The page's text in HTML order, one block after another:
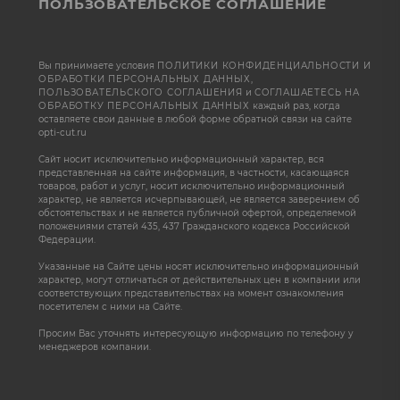
ПОЛЬЗОВАТЕЛЬСКОЕ СОГЛАШЕНИЕ
Вы принимаете условия ПОЛИТИКИ КОНФИДЕНЦИАЛЬНОСТИ И
ОБРАБОТКИ ПЕРСОНАЛЬНЫХ ДАННЫХ,
ПОЛЬЗОВАТЕЛЬСКОГО СОГЛАШЕНИЯ и СОГЛАШАЕТЕСЬ НА
ОБРАБОТКУ ПЕРСОНАЛЬНЫХ ДАННЫХ каждый раз, когда
оставляете свои данные в любой форме обратной связи на сайте
opti-cut.ru
Сайт носит исключительно информационный характер, вся
представленная на сайте информация, в частности, касающаяся
товаров, работ и услуг, носит исключительно информационный
характер, не является исчерпывающей, не является заверением об
обстоятельствах и не является публичной офертой, определяемой
положениями статей 435, 437 Гражданского кодекса Российской
Федерации.
Указанные на Сайте цены носят исключительно информационный
характер, могут отличаться от действительных цен в компании или
соответствующих представительствах на момент ознакомления
посетителем с ними на Сайте.
Просим Вас уточнять интересующую информацию по телефону у
менеджеров компании.